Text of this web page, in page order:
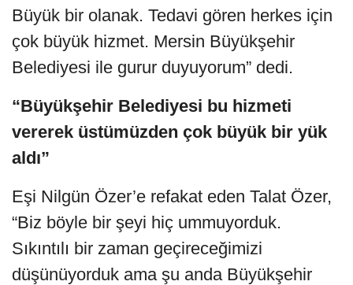
Büyük bir olanak. Tedavi gören herkes için
çok büyük hizmet. Mersin Büyükşehir
Belediyesi ile gurur duyuyorum” dedi.
“Büyükşehir Belediyesi bu hizmeti
vererek üstümüzden çok büyük bir yük
aldı”
Eşi Nilgün Özer’e refakat eden Talat Özer,
“Biz böyle bir şeyi hiç ummuyorduk.
Sıkıntılı bir zaman geçireceğimizi
düşünüyorduk ama şu anda Büyükşehir